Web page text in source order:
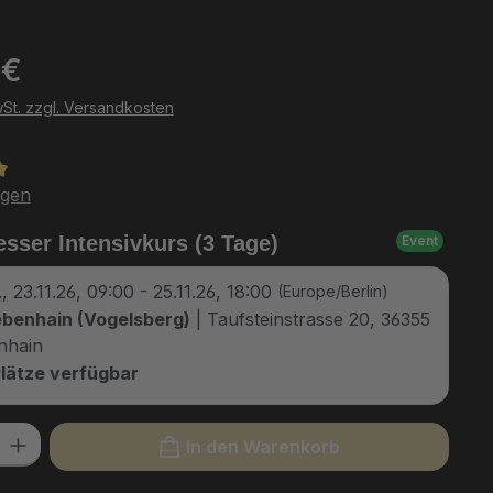
zzgl. Versandkosten
Bewertung von 5 von 5 Sternen
Intensivkurs (3 Tage) Event
23.11.26, 09:00 - 25.11.26, 18:00 (Europe/Berlin)
(Vogelsberg) | Taufsteinstrasse 20, 36355
verfügbar
Gib den gewünschten Wert ein oder benutze die Schaltflächen
In den Warenkorb